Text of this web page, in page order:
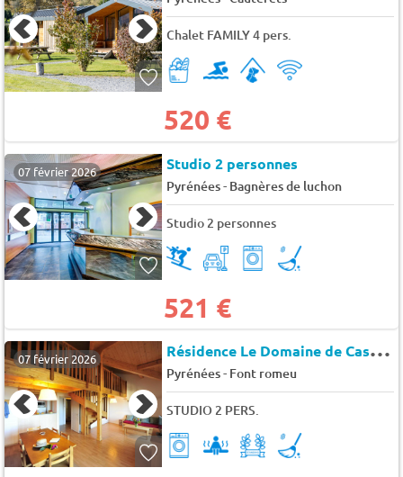
Chalet FAMILY 4 pers.
520 €
07 février 2026 Studio 2 personnes
Pyrénées- Bagnères de luchon
Studio 2 personnes
521 €
07 février 2026 R
ésidence Le Domaine de Castella
Pyrénées- Font romeu
STUDIO 2 PERS.